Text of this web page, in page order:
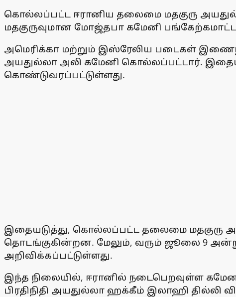
கொல்லப்பட்ட ஈரானிய தலைமை மதகுரு
மதகுருவுமான மோஜ்தபா கமேனி
அமெரிக்கா மற்றும் இஸ்ரேலிய படைகள்
அயதுல்லா அலி கமேனி கொல்லப்பட்டார்.
கொண்டுவரப்பட்டுள்ளது.
இதையடுத்து, கொல்லப்பட்ட தலைமை மதகுரு
தொடங்குகின்றன. மேலும், வரும் ஜூலை 9
அறிவிக்கப்பட்டுள்ளது.
இந்த நிலையில், ஈரானில் நடைபெறவுள்ள
பிரதிநிதி அயதுல்லா ஹக்கீம் இலாஹி தில்லி